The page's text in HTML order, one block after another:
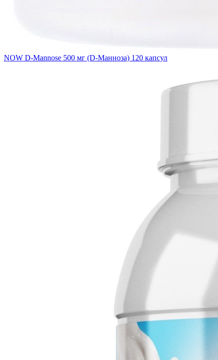
NOW D-Mannose 500 мг (D-Манноза) 120 капсул